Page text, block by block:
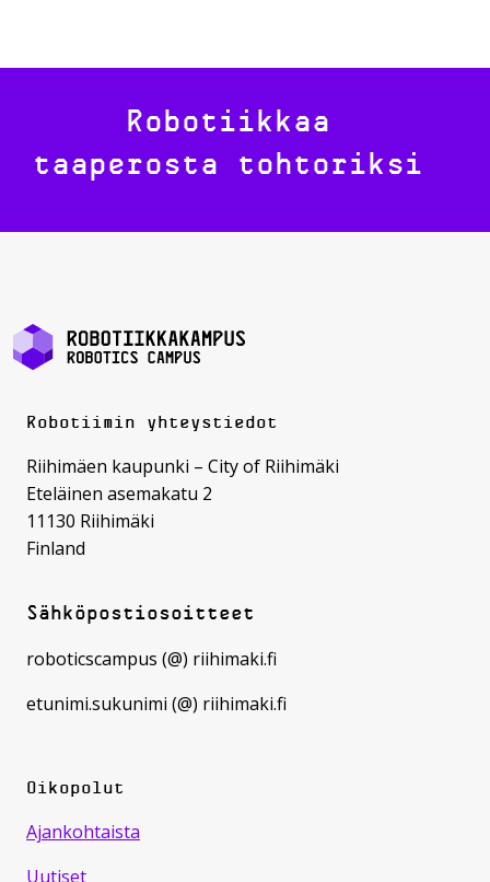
Robotiikkaa
taaperosta tohtoriksi
Robotiimin yhteystiedot
Riihimäen kaupunki – City of Riihimäki
Eteläinen asemakatu 2
11130 Riihimäki
Finland
Sähköpostiosoitteet
roboticscampus (@) riihimaki.fi
etunimi.sukunimi (@) riihimaki.fi
Oikopolut
Ajankohtaista
Uutiset